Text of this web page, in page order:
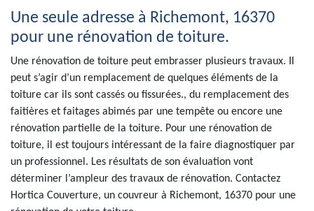
Une seule adresse à Richemont, 16370
pour une rénovation de toiture.
Une rénovation de toiture peut embrasser plusieurs travaux. Il
peut s’agir d’un remplacement de quelques éléments de la
toiture car ils sont cassés ou fissurées., du remplacement des
faitières et faitages abimés par une tempête ou encore une
rénovation partielle de la toiture. Pour une rénovation de
toiture, il est toujours intéressant de la faire diagnostiquer par
un professionnel. Les résultats de son évaluation vont
déterminer l’ampleur des travaux de rénovation. Contactez
Hortica Couverture, un couvreur à Richemont, 16370 pour une